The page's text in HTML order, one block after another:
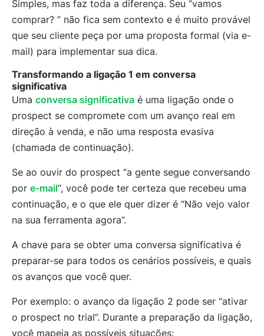
Simples, mas faz toda a diferença. Seu “vamos
comprar? ” não fica sem contexto e é muito provável
que seu cliente peça por uma proposta formal (via e-
mail) para implementar sua dica.
Transformando a ligação 1 em conversa
significativa
Uma conversa significativa é uma ligação onde o
prospect se compromete com um avanço real em
direção à venda, e não uma resposta evasiva
(chamada de continuação).
Se ao ouvir do prospect “a gente segue conversando
por e-mail“, você pode ter certeza que recebeu uma
continuação, e o que ele quer dizer é “Não vejo valor
na sua ferramenta agora”.
A chave para se obter uma conversa significativa é
preparar-se para todos os cenários possíveis, e quais
os avanços que você quer.
Por exemplo: o avanço da ligação 2 pode ser “ativar
o prospect no trial”. Durante a preparação da ligação,
você mapeia as possíveis situações: